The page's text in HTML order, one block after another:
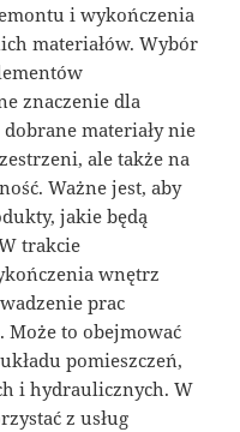
i wykończenia
materiałów. Wybór
znaczenie dla
materiały nie
ale także na
Ważne jest, aby
jakie będą
trakcie
wnętrz
prac
to obejmować
pomieszczeń,
i hydraulicznych. W
z usług